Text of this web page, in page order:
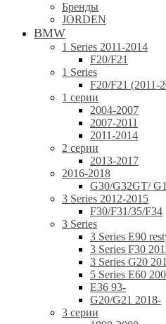
Бренды
JORDEN
BMW
1 Series 2011-2014
F20/F21
1 Series
F20/F21 (2011-
1 серии
2004-2007
2007-2011
2011-2014
2 серии
2013-2017
2016-2018
G30/G32GT/
3 Series 2012-2015
F30/F31/35/F34
3 Series
3 Series E90
3 Series F30
3 Series G20
5 Series E60
E36 93-
G20/G21 2018-
3 серии